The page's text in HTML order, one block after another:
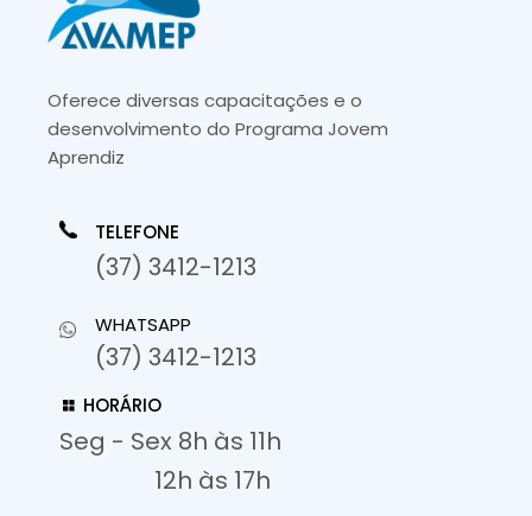
Oferece diversas capacitações e o
desenvolvimento do Programa Jovem
Aprendiz
TELEFONE
(37) 3412-1213
WHATSAPP
(37) 3412-1213
HORÁRIO
Seg - Sex 8h às 11h
12h às 17h